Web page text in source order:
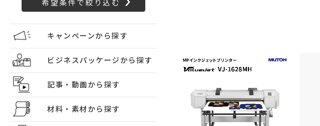
キャンペーンから探す
ビジネスパッケージから探す
記事・動画から探す
材料・素材から探す